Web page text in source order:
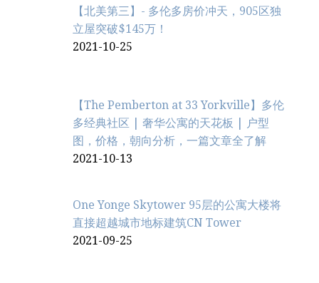
【北美第三】- 多伦多房价冲天，905区独
立屋突破$145万！
2021-10-25
【The Pemberton at 33 Yorkville】多伦
多经典社区 | 奢华公寓的天花板 | 户型
图，价格，朝向分析，一篇文章全了解
2021-10-13
One Yonge Skytower 95层的公寓大楼将
直接超越城市地标建筑CN Tower
2021-09-25